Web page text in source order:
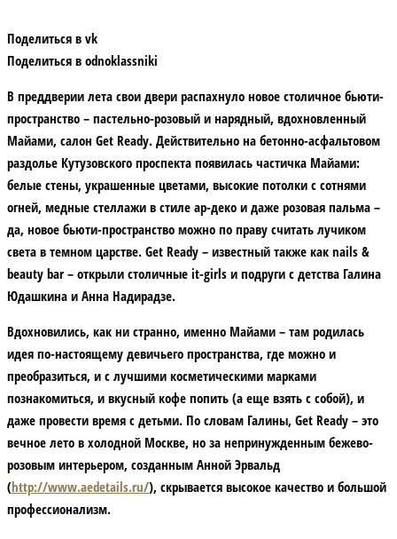
Поделиться в vk
Поделиться в odnoklassniki
В преддверии лета свои двери распахнуло новое столичное бьюти-
пространство – пастельно-розовый и нарядный, вдохновленный
Майами, салон Get Ready. Действительно на бетонно-асфальтовом
раздолье Кутузовского проспекта появилась частичка Майами:
белые стены, украшенные цветами, высокие потолки с сотнями
огней, медные стеллажи в стиле ар-деко и даже розовая пальма –
да, новое бьюти-пространство можно по праву считать лучиком
света в темном царстве. Get Ready – известный также как nails &
beauty bar – открыли столичные it-girls и подруги с детства Галина
Юдашкина и Анна Надирадзе.
Вдохновились, как ни странно, именно Майами – там родилась
идея по-настоящему девичьего пространства, где можно и
преобразиться, и с лучшими косметическими марками
познакомиться, и вкусный кофе попить (а еще взять с собой), и
даже провести время с детьми. По словам Галины, Get Ready – это
вечное лето в холодной Москве, но за непринужденным бежево-
розовым интерьером, созданным Анной Эрвальд
(http://www.aedetails.ru/), скрывается высокое качество и большой
профессионализм.